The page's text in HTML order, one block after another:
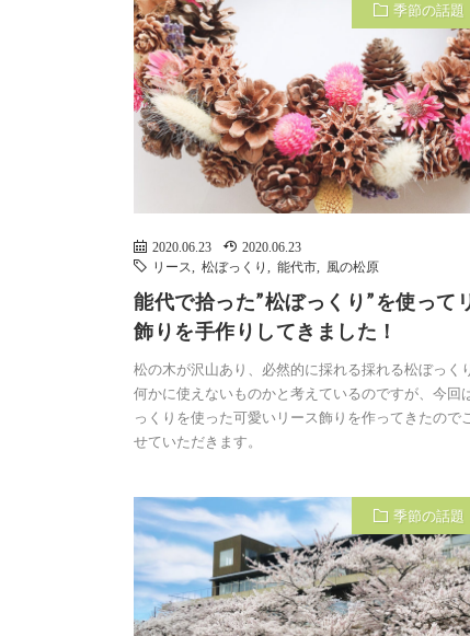
季節の話題
2020.06.23
2020.06.23
リース
松ぼっくり 能代市 風の松原
能代で拾った”松ぼっくり”を使って
飾りを手作りしてきました！
松の木が沢山あり、必然的に採れる採れる松ぼっく
何かに使えないものかと考えているのですが、今回
っくりを使った可愛いリース飾りを作ってきたので
せていただきます。
季節の話題